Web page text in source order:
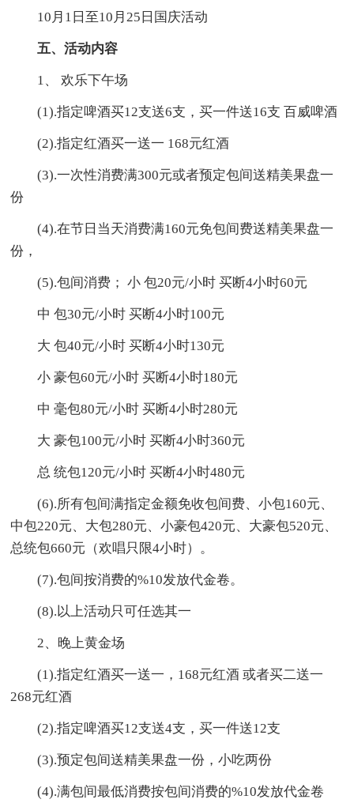
10月1日至10月25日国庆活动
五、活动内容
1、 欢乐下午场
(1).指定啤酒买12支送6支，买一件送16支 百威啤酒
(2).指定红酒买一送一 168元红酒
(3).一次性消费满300元或者预定包间送精美果盘一
份
(4).在节日当天消费满160元免包间费送精美果盘一
份，
(5).包间消费； 小 包20元/小时 买断4小时60元
中 包30元/小时 买断4小时100元
大 包40元/小时 买断4小时130元
小 豪包60元/小时 买断4小时180元
中 毫包80元/小时 买断4小时280元
大 豪包100元/小时 买断4小时360元
总 统包120元/小时 买断4小时480元
(6).所有包间满指定金额免收包间费、小包160元、
中包220元、大包280元、小豪包420元、大豪包520元、
总统包660元（欢唱只限4小时）。
(7).包间按消费的%10发放代金卷。
(8).以上活动只可任选其一
2、晚上黄金场
(1).指定红酒买一送一，168元红酒 或者买二送一
268元红酒
(2).指定啤酒买12支送4支，买一件送12支
(3).预定包间送精美果盘一份，小吃两份
(4).满包间最低消费按包间消费的%10发放代金卷